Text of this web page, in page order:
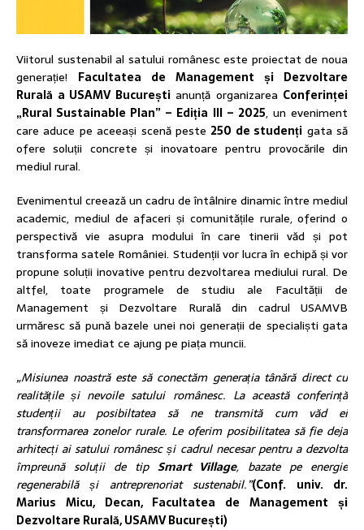
Viitorul sustenabil al satului românesc este proiectat de noua
generație! Facultatea de Management și Dezvoltare
Rurală a USAMV Bucureștianunță organizarea Conferinței
„Rural Sustainable Plan” – Ediția III – 2025, un eveniment
care aduce pe aceeași scenă peste 250 de studenți gata să
ofere soluții concrete și inovatoare pentru provocările din
mediul rural.
Evenimentul creează un cadru de întâlnire dinamic între mediul
academic, mediul de afaceri și comunitățile rurale, oferind o
perspectivă vie asupra modului în care tinerii văd și pot
transforma satele României. Studenții vor lucra în echipă și vor
propune soluții inovative pentru dezvoltarea mediului rural. De
altfel, toate programele de studiu ale Facultății de
Management și Dezvoltare Rurală din cadrul USAMVB
urmăresc să pună bazele unei noi generații de specialiști gata
să inoveze imediat ce ajung pe piața muncii.
„Misiunea noastră este să conectăm generația tânără direct cu
realitățile și nevoile satului românesc. La această conferință
studenții au posibiltatea să ne transmită cum văd ei
transformarea zonelor rurale. Le oferim posibilitatea să fie deja
arhitecți ai satului românesc și cadrul necesar pentru a dezvolta
împreună soluții de tip Smart Village, bazate pe energie
regenerabilă și antreprenoriat sustenabil.”(Conf. univ. dr.
Marius Micu, Decan, Facultatea de Management și
Dezvoltare Rurală, USAMV București)